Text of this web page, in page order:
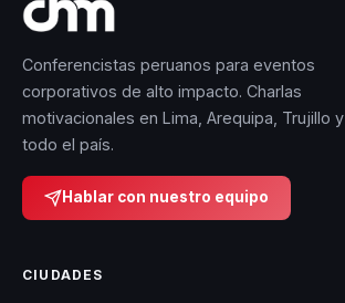
Conferencistas peruanos para eventos
corporativos de alto impacto. Charlas
motivacionales en Lima, Arequipa, Trujillo y
todo el país.
Hablar con nuestro equipo
CIUDADES